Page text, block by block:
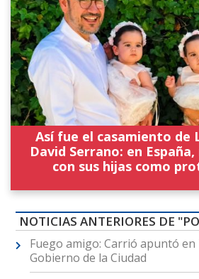
Así fue el casamiento de
David Serrano: en
con sus hijas como
NOTICIAS ANTERIORES DE
Fuego amigo: Carrió apuntó
Gobierno de la Ciudad